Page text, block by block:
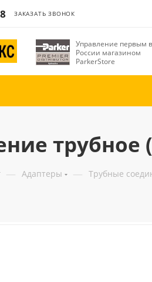
ЗАКАЗАТЬ ЗВОНОК
Управление первым в
России магазином
ParkerStore
трубное
— Адаптеры — Трубные